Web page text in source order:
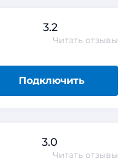
3.2
Читать отзывы
Подключить
3.0
Читать отзывы